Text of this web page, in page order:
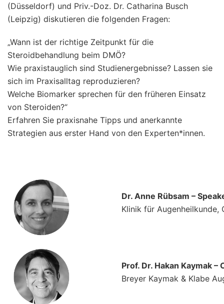
(Düsseldorf) und Priv.-Doz. Dr. Catharina Busch
(Leipzig) diskutieren die folgenden Fragen:
„Wann ist der richtige Zeitpunkt für die
Steroidbehandlung beim DMÖ?
Wie praxistauglich sind Studienergebnisse? Lassen sie
sich im Praxisalltag reproduzieren?
Welche Biomarker sprechen für den früheren Einsatz
von Steroiden?“
Erfahren Sie praxisnahe Tipps und anerkannte
Strategien aus erster Hand von den Experten*innen.
Dr. Anne Rübsam –
Klinik für Augenheilkunde,
Prof. Dr. Hakan Kaymak –
Breyer Kaymak & Klabe